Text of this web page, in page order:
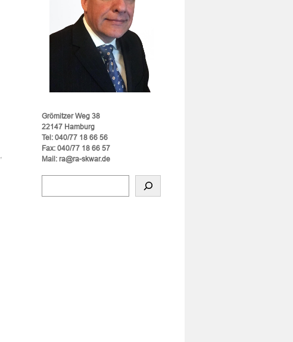
,
Grömitzer Weg 38
22147 Hamburg
Tel: 040/77 18 66 56
Fax: 040/77 18 66 57
Mail: ra@ra-skwar.de